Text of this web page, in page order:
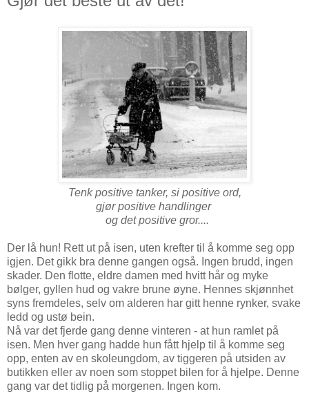
Tenk positive tanker, si positive ord,
gjør positive handlinger
og det positive gror....
Der lå hun! Rett ut på isen, uten krefter til å komme seg opp
igjen. Det gikk bra denne gangen også. Ingen brudd, ingen
skader. Den flotte, eldre damen med hvitt hår og myke
bølger, gyllen hud og vakre brune øyne. Hennes skjønnhet
syns fremdeles, selv om alderen har gitt henne rynker, svake
ledd og ustø bein.
Nå var det fjerde gang denne vinteren - at hun ramlet på
isen. Men hver gang hadde hun fått hjelp til å komme seg
opp, enten av en skoleungdom, av tiggeren på utsiden av
butikken eller av noen som stoppet bilen for å hjelpe. Denne
gang var det tidlig på morgenen. Ingen kom.